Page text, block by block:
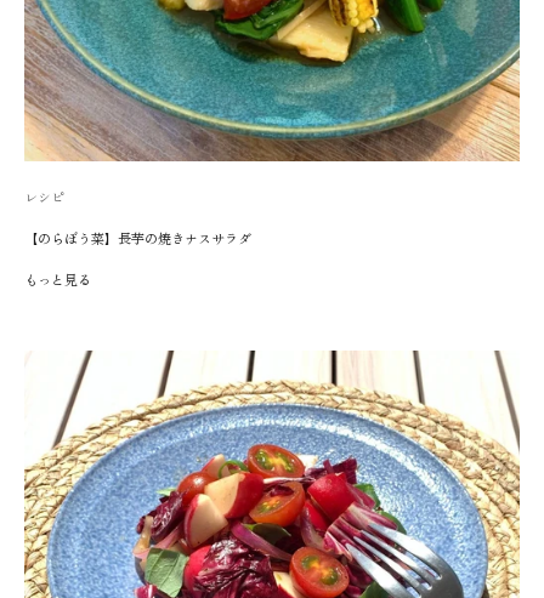
レシピ
【のらぼう菜】長芋の焼きナスサラダ
もっと見る